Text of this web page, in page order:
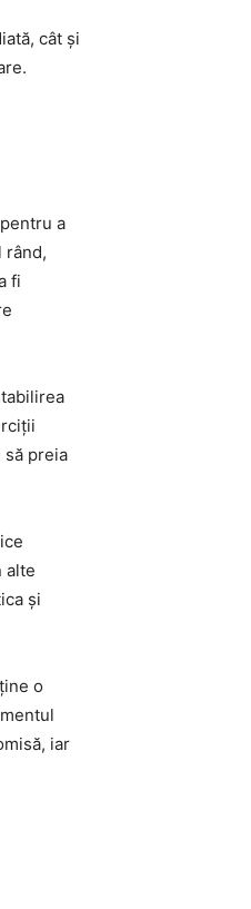
cât și
a
rând,
fi
preia
alte
și
o
iar